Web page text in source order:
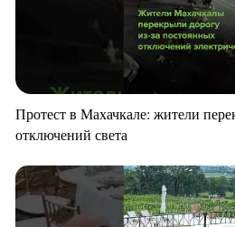
Протест в Махачкале: жители
отключений света